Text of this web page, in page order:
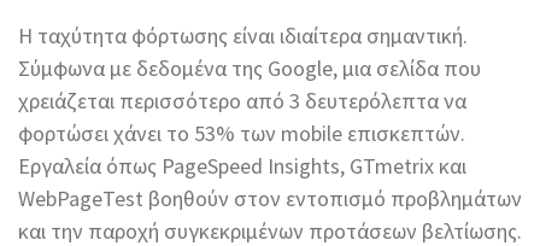
Η ταχύτητα φόρτωσης είναι ιδιαίτερα σημαντική.
Σύμφωνα με δεδομένα της Google, μια σελίδα που
χρειάζεται περισσότερο από 3 δευτερόλεπτα να
φορτώσει χάνει το 53% των mobile επισκεπτών.
Εργαλεία όπως PageSpeed Insights, GTmetrix και
WebPageTest βοηθούν στον εντοπισμό προβλημάτων
και την παροχή συγκεκριμένων προτάσεων βελτίωσης.